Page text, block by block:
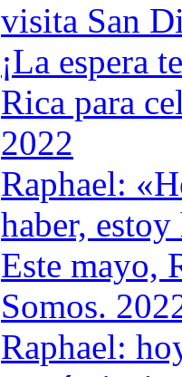
visita San
¡La espera
Rica para
2022
Raphael:
haber,
Este mayo,
Somos.
Raphael: